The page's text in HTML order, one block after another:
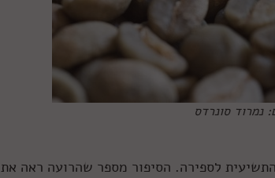
נמרוד סונרדס
לספירה. הסיפור מספר שהרועה ראה את